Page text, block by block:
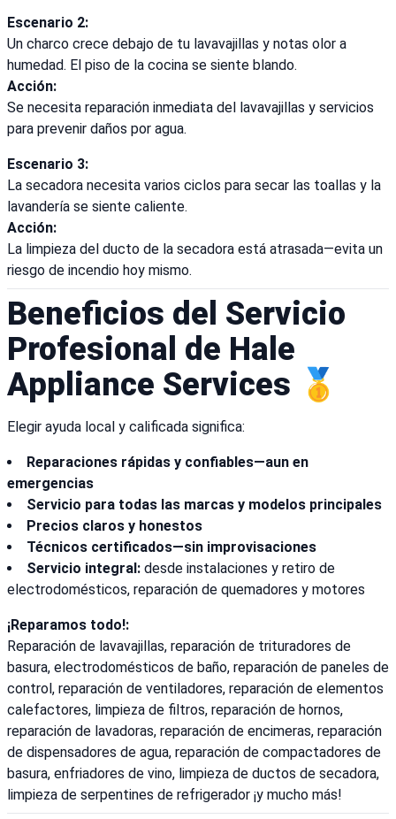
Escenario 2:
Un charco crece debajo de tu lavavajillas y notas olor a
humedad. El piso de la cocina se siente blando.
Acción:
Se necesita reparación inmediata del lavavajillas y servicios
para prevenir daños por agua.
Escenario 3:
La secadora necesita varios ciclos para secar las toallas y la
lavandería se siente caliente.
Acción:
La limpieza del ducto de la secadora está atrasada—evita un
riesgo de incendio hoy mismo.
Beneficios del Servicio
Profesional de Hale
Appliance Services 🥇
Elegir ayuda local y calificada significa:
Reparaciones rápidas y confiables—aun en
emergencias
Servicio para todas las marcas y modelos principales
Precios claros y honestos
Técnicos certificados—sin improvisaciones
Servicio integral: desde instalaciones y retiro de
electrodomésticos, reparación de quemadores y motores
¡Reparamos todo!:
Reparación de lavavajillas, reparación de trituradores de
basura, electrodomésticos de baño, reparación de paneles de
control, reparación de ventiladores, reparación de elementos
calefactores, limpieza de filtros, reparación de hornos,
reparación de lavadoras, reparación de encimeras, reparación
de dispensadores de agua, reparación de compactadores de
basura, enfriadores de vino, limpieza de ductos de secadora,
limpieza de serpentines de refrigerador ¡y mucho más!